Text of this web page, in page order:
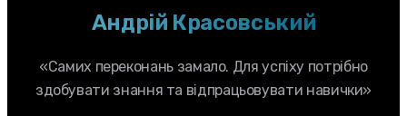
Андрій Красовський
«Самих переконань замало. Для успіху потрібно
здобувати знання та відпрацьовувати навички»